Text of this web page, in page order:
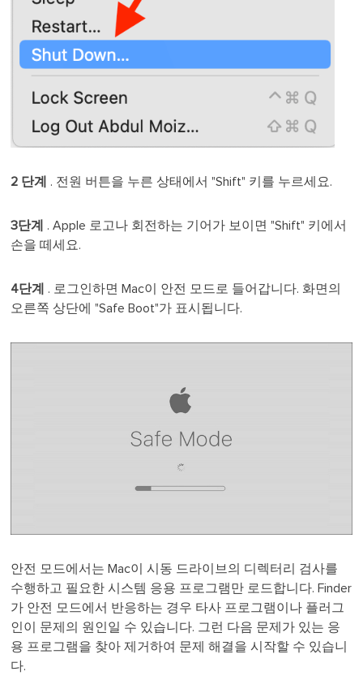
2 단계 . 전원 버튼을 누른 상태에서 "Shift" 키를 누르세요.
3단계
. Apple 로고나 회전하는 기어가 보이면 "Shift" 키에서
손을 떼세요.
4단계
. 로그인하면 Mac이 안전 모드로 들어갑니다. 화면의
오른쪽 상단에 "Safe Boot"가 표시됩니다.
안전 모드에서는 Mac이 시동 드라이브의 디렉터리 검사를
수행하고 필요한 시스템 응용 프로그램만 로드합니다. Finder
가 안전 모드에서 반응하는 경우 타사 프로그램이나 플러그
인이 문제의 원인일 수 있습니다. 그런 다음 문제가 있는 응
용 프로그램을 찾아 제거하여 문제 해결을 시작할 수 있습니
다.